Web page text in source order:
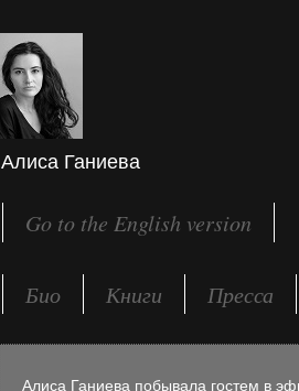
Алиса Ганиева
Go to the English version
Био Книги Пресса
Алиса Ганиева побывала гостем в